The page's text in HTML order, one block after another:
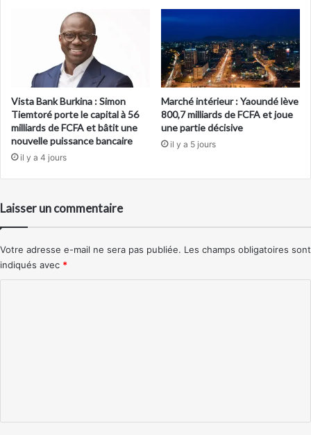
Vista Bank Burkina : Simon
Tiemtoré porte le capital à 56
milliards de FCFA et bâtit une
nouvelle puissance bancaire
il y a 4 jours
Marché intérieur : Yaoundé lève
800,7 milliards de FCFA et joue
une partie décisive
il y a 5 jours
Laisser un commentaire
Votre adresse e-mail ne sera pas publiée. Les champs obligatoires sont
indiqués avec *